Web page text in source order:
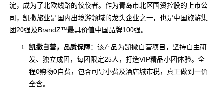
淀，成为了北欧线路的佼佼者。作为青岛市北区国资控股的上市公
司，凯撒旅业是国内出境游领域的龙头企业之一，也是中国旅游集
团20强及BrandZ™最具价值中国品牌100强。
凯撒自营，品质保障：该产品为凯撒自营项目，坚持自主研
发、独立成团，每团限定25人，打造VIP精品小团体验。全
程0购物0自费，包含司导小费及酒店城市税，真正做到一价
全含。